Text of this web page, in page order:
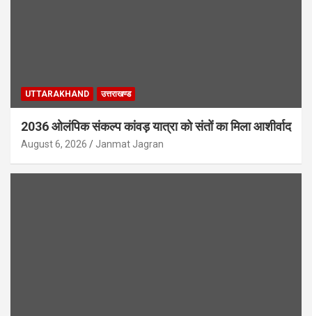
UTTARAKHAND उत्तराखण्ड
2036 ओलंपिक संकल्प कांवड़ यात्रा को संतों का मिला आशीर्वाद
August 6, 2026 Janmat Jagran